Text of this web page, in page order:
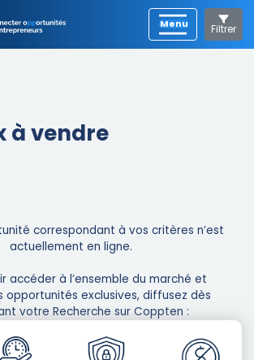
Filtrer
à vendre
correspondant à vos critères n’est
actuellement en ligne. ​
accéder à l’ensemble du marché et
opportunités exclusives, diffusez dès
votre Recherche sur Coppten :